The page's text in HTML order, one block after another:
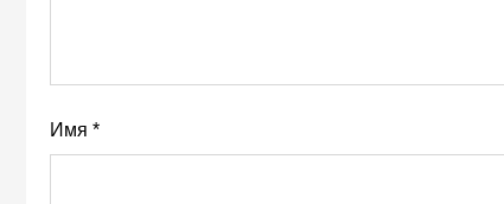
Имя *